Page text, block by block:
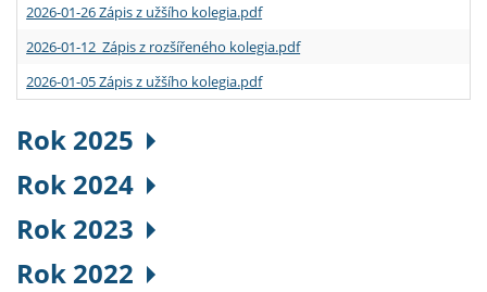
2026-01-26 Zápis z užšího kolegia.pdf
2026-01-12 Zápis z rozšířeného kolegia.pdf
2026-01-05 Zápis z užšího kolegia.pdf
Rok 2025
Rok 2024
Rok 2023
Rok 2022